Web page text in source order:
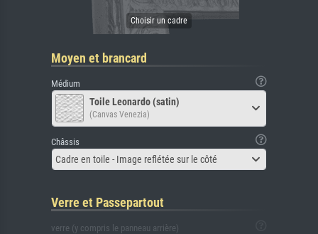
Moyen et brancard
Médium
Toile Leonardo (satin)
(Canvas Venezia)
Châssis
Cadre en toile - Image reflétée sur le côté
Verre et Passepartout
verre (y compris le panneau arrière)